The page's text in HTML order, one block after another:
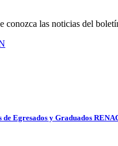
las noticias del
Egresados y Graduados